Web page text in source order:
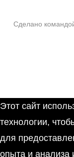
Сделано
Этот сайт
технологии,
для
опыта и анализа